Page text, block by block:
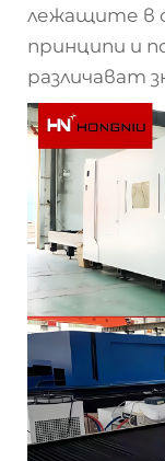
лежащите в
принципи и
различават